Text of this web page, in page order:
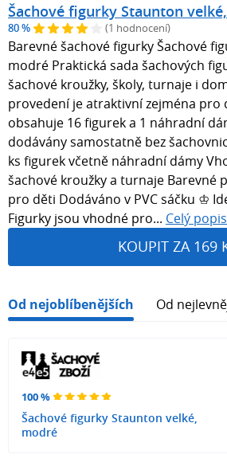
Šachové figurky Staunton
80 % (1 hodnocení)
Barevné šachové figurky Šachové
modré Praktická sada šachových
šachové kroužky, školy, turnaje i
provedení je atraktivní zejména pro
obsahuje 16 figurek a 1 náhradní
dodávány samostatně bez
ks figurek včetně náhradní dámy
šachové kroužky a turnaje Barevné
pro děti Dodáváno v PVC sáčku ♔
Figurky jsou vhodné pro... Celý popis
KOUPIT ZA 169
Od nejoblíbenějších Od
100 %
Šachové figurky Staunton velké,
modré